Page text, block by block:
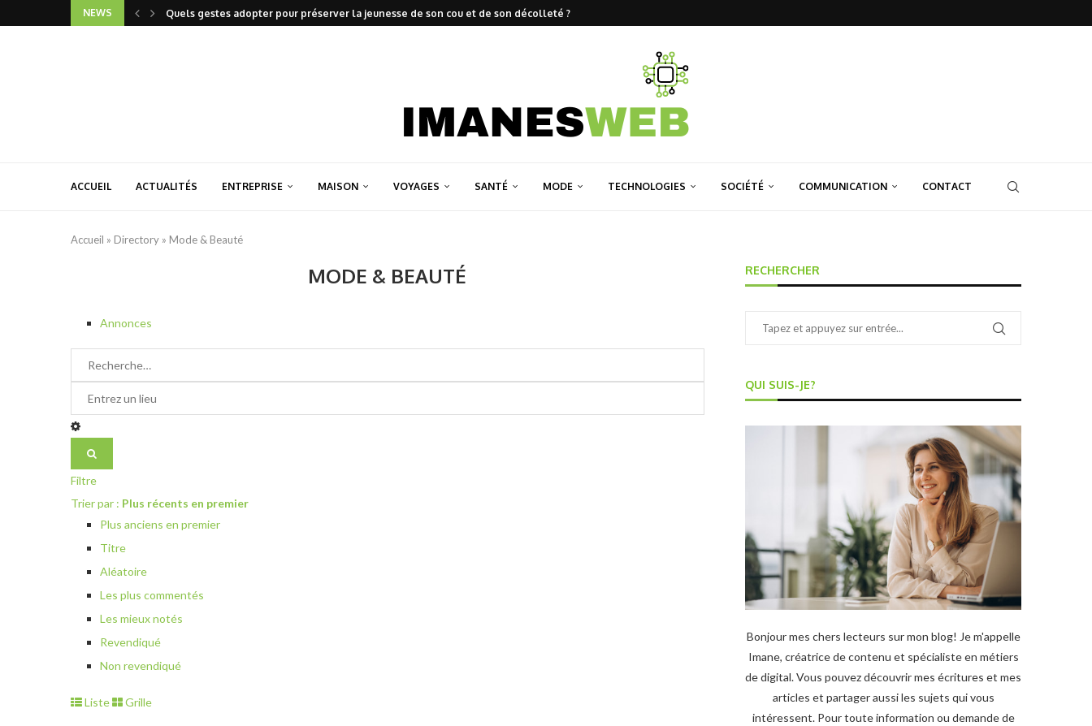
NEWS Quels gestes adopter pour préserver la jeunesse de son cou et de son décolleté ?
ACCUEIL ACTUALITÉS ENTREPRISE MAISON VOYAGES SANTÉ MODE TECHNOLOGIES SOCIÉTÉ COMMUNICATION CONTACT
Accueil » Directory » Mode & Beauté
MODE & BEAUTÉ
Annonces
Filtre
Trier par : Plus récents en premier
Plus anciens en premier
Titre
Aléatoire
Les plus commentés
Les mieux notés
Revendiqué
Non revendiqué
Liste Grille
RECHERCHER
QUI SUIS-JE?
Bonjour mes chers lecteurs sur mon blog! Je m'appelle
Imane, créatrice de contenu et spécialiste en métiers
de digital. Vous pouvez découvrir mes écritures et mes
articles et partager aussi les sujets qui vous
intéressent. Pour toute information ou demande de